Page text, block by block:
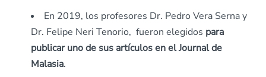
En 2019, los profesores Dr. Pedro Vera Serna y
Dr. Felipe Neri Tenorio, fueron elegidos para
publicar uno de sus artículos en el Journal de
Malasia.